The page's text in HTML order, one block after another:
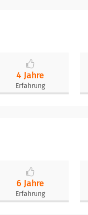
4 Jahre
Erfahrung
6 Jahre
Erfahrung